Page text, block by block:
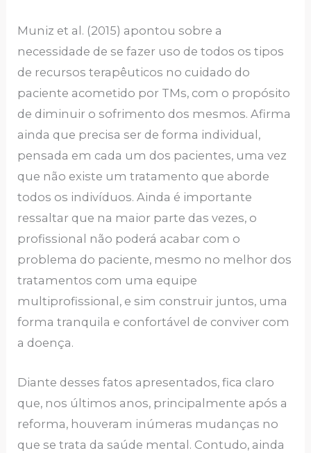
Muniz et al. (2015) apontou sobre a
necessidade de se fazer uso de todos os tipos
de recursos terapêuticos no cuidado do
paciente acometido por TMs, com o propósito
de diminuir o sofrimento dos mesmos. Afirma
ainda que precisa ser de forma individual,
pensada em cada um dos pacientes, uma vez
que não existe um tratamento que aborde
todos os indivíduos. Ainda é importante
ressaltar que na maior parte das vezes, o
profissional não poderá acabar com o
problema do paciente, mesmo no melhor dos
tratamentos com uma equipe
multiprofissional, e sim construir juntos, uma
forma tranquila e confortável de conviver com
a doença.
Diante desses fatos apresentados, fica claro
que, nos últimos anos, principalmente após a
reforma, houveram inúmeras mudanças no
que se trata da saúde mental. Contudo, ainda